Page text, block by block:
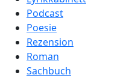
Podcast
Poesie
Rezension
Roman
Sachbuch